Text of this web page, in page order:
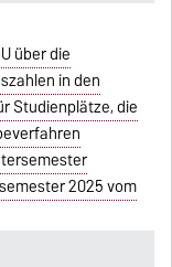
über die
in den
Studienplätze, die
2025 vom